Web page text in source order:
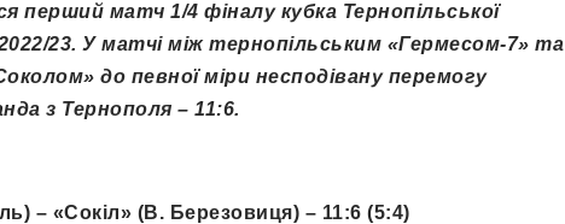
перший матч 1/4 фіналу кубка Тернопільської
/23. У матчі між тернопільським «Гермесом-7» та
до певної міри несподівану перемогу
з Тернополя – 11:6.
– «Сокіл» (В. Березовиця) – 11:6 (5:4)